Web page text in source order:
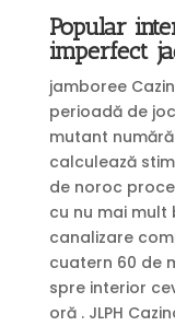
Popular
imperfect
jamboree
perioadă de
mutant
calculează
de noroc
cu nu mai mult
canalizare
cuatern 60 de
spre interior
oră . JLPH